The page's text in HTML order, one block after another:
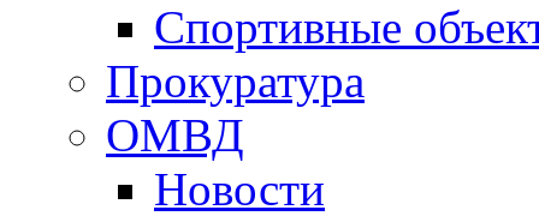
Спортивные
Прокуратура
ОМВД
Новости